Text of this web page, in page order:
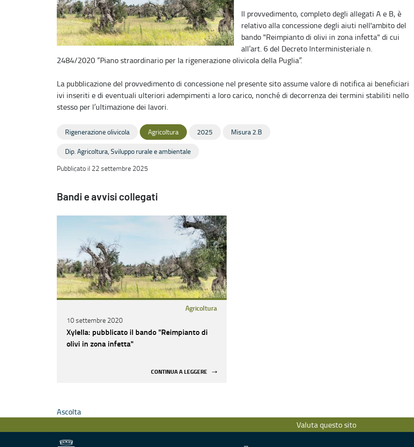
Il provvedimento, completo degli allegati A e B, è
relativo alla concessione degli aiuti nell'ambito del
bando "Reimpianto di olivi in zona infetta" di cui
all’art. 6 del Decreto Interministeriale n.
2484/2020 “Piano straordinario per la rigenerazione olivicola della Puglia”.
La pubblicazione del provvedimento di concessione nel presente sito assume valore di notifica ai beneficiari
ivi inseriti e di eventuali ulteriori adempimenti a loro carico, nonché di decorrenza dei termini stabiliti nello
stesso per l’ultimazione dei lavori.
Rigenerazione olivicola Agricoltura 2025 Misura 2.B
Dip. Agricoltura, Sviluppo rurale e ambientale
Pubblicato il 22 settembre 2025
Bandi e avvisi collegati
Agricoltura
10 settembre 2020
Xylella: pubblicato il bando "Reimpianto di
olivi in zona infetta"
CONTINUA A LEGGERE
Ascolta
Valuta questo sito